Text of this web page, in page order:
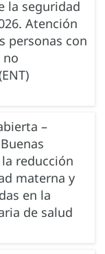
la seguridad
Atención
personas con
no
–
reducción
materna y
en la
de salud